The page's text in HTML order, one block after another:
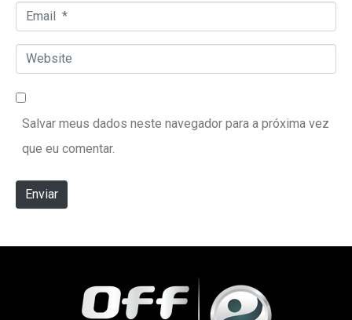
Email *
Website
Salvar meus dados neste navegador para a próxima vez
que eu comentar.
Enviar